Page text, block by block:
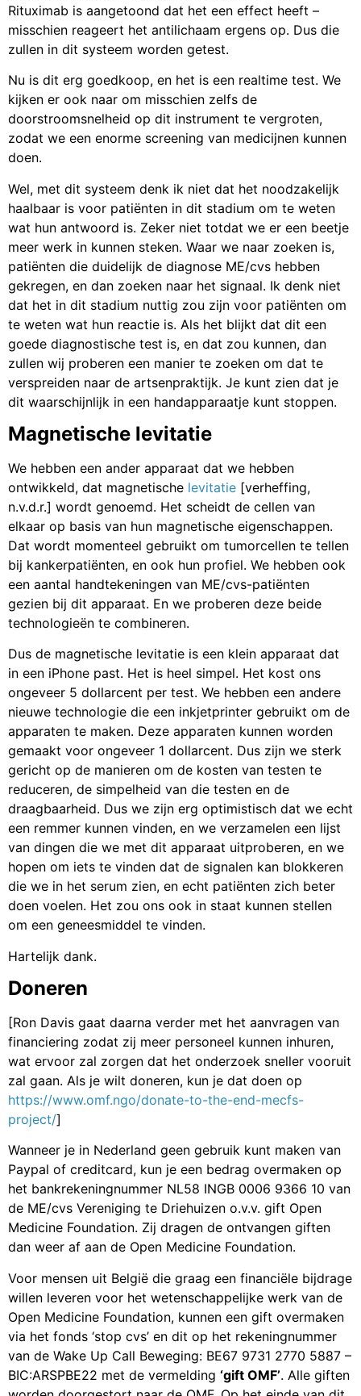
Rituximab is aangetoond dat het een effect heeft –
misschien reageert het antilichaam ergens op. Dus die
zullen in dit systeem worden getest.
Nu is dit erg goedkoop, en het is een realtime test. We
kijken er ook naar om misschien zelfs de
doorstroomsnelheid op dit instrument te vergroten,
zodat we een enorme screening van medicijnen kunnen
doen.
Wel, met dit systeem denk ik niet dat het noodzakelijk
haalbaar is voor patiënten in dit stadium om te weten
wat hun antwoord is. Zeker niet totdat we er een beetje
meer werk in kunnen steken. Waar we naar zoeken is,
patiënten die duidelijk de diagnose ME/cvs hebben
gekregen, en dan zoeken naar het signaal. Ik denk niet
dat het in dit stadium nuttig zou zijn voor patiënten om
te weten wat hun reactie is. Als het blijkt dat dit een
goede diagnostische test is, en dat zou kunnen, dan
zullen wij proberen een manier te zoeken om dat te
verspreiden naar de artsenpraktijk. Je kunt zien dat je
dit waarschijnlijk in een handapparaatje kunt stoppen.
Magnetische levitatie
We hebben een ander apparaat dat we hebben
ontwikkeld, dat magnetische levitatie [verheffing,
n.v.d.r.] wordt genoemd. Het scheidt de cellen van
elkaar op basis van hun magnetische eigenschappen.
Dat wordt momenteel gebruikt om tumorcellen te tellen
bij kankerpatiënten, en ook hun profiel. We hebben ook
een aantal handtekeningen van ME/cvs-patiënten
gezien bij dit apparaat. En we proberen deze beide
technologieën te combineren.
Dus de magnetische levitatie is een klein apparaat dat
in een iPhone past. Het is heel simpel. Het kost ons
ongeveer 5 dollarcent per test. We hebben een andere
nieuwe technologie die een inkjetprinter gebruikt om de
apparaten te maken. Deze apparaten kunnen worden
gemaakt voor ongeveer 1 dollarcent. Dus zijn we sterk
gericht op de manieren om de kosten van testen te
reduceren, de simpelheid van die testen en de
draagbaarheid. Dus we zijn erg optimistisch dat we echt
een remmer kunnen vinden, en we verzamelen een lijst
van dingen die we met dit apparaat uitproberen, en we
hopen om iets te vinden dat de signalen kan blokkeren
die we in het serum zien, en echt patiënten zich beter
doen voelen. Het zou ons ook in staat kunnen stellen
om een geneesmiddel te vinden.
Hartelijk dank.
Doneren
[Ron Davis gaat daarna verder met het aanvragen van
financiering zodat zij meer personeel kunnen inhuren,
wat ervoor zal zorgen dat het onderzoek sneller vooruit
zal gaan. Als je wilt doneren, kun je dat doen op
https://www.omf.ngo/donate-to-the-end-mecfs-
project/]
Wanneer je in Nederland geen gebruik kunt maken van
Paypal of creditcard, kun je een bedrag overmaken op
het bankrekeningnummer NL58 INGB 0006 9366 10 van
de ME/cvs Vereniging te Driehuizen o.v.v. gift Open
Medicine Foundation. Zij dragen de ontvangen giften
dan weer af aan de Open Medicine Foundation.
Voor mensen uit België die graag een financiële bijdrage
willen leveren voor het wetenschappelijke werk van de
Open Medicine Foundation, kunnen een gift overmaken
via het fonds ‘stop cvs’ en dit op het rekeningnummer
van de Wake Up Call Beweging: BE67 9731 2770 5887 –
BIC:ARSPBE22 met de vermelding ‘gift OMF’. Alle giften